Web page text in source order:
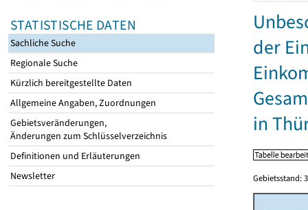
STATISTISCHE DATEN
Sachliche Suche
Regionale Suche
Kürzlich bereitgestellte Daten
Allgemeine Angaben, Zuordnungen
Gebietsveränderungen,
Änderungen zum Schlüsselverzeichnis
Definitionen und Erläuterungen
Newsletter
der
in
Gebietsstand: